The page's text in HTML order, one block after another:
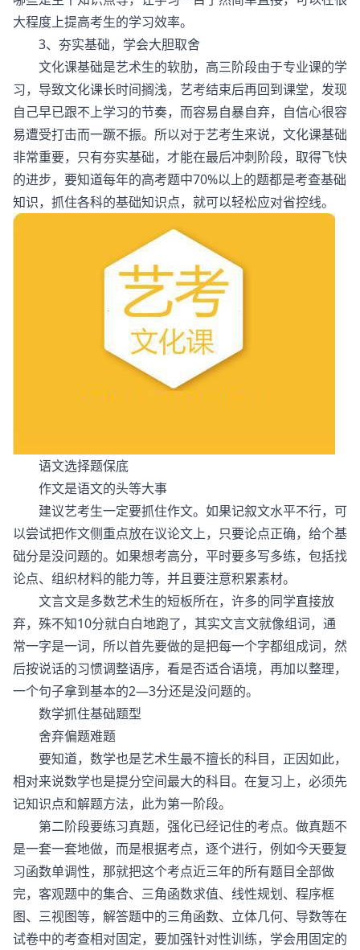
大程度上提高考生的学习效率。
3、夯实基础，学会大胆取舍
文化课基础是艺术生的软肋，高三阶段由于专业课的学
习，导致文化课长时间搁浅，艺考结束后再回到课堂，发现
自己早已跟不上学习的节奏，而容易自暴自弃，自信心很容
易遭受打击而一蹶不振。所以对于艺考生来说，文化课基础
非常重要，只有夯实基础，才能在最后冲刺阶段，取得飞快
的进步，要知道每年的高考题中70%以上的题都是考查基础
知识，抓住各科的基础知识点，就可以轻松应对省控线。
语文选择题保底
作文是语文的头等大事
建议艺考生一定要抓住作文。如果记叙文水平不行，可
以尝试把作文侧重点放在议论文上，只要论点正确，给个基
础分是没问题的。如果想考高分，平时要多写多练，包括找
论点、组织材料的能力等，并且要注意积累素材。
文言文是多数艺术生的短板所在，许多的同学直接放
弃，殊不知10分就白白地跑了，其实文言文就像组词，通
常一字是一词，所以首先要做的是把每一个字都组成词，然
后按说话的习惯调整语序，看是否适合语境，再加以整理，
一个句子拿到基本的2—3分还是没问题的。
数学抓住基础题型
舍弃偏题难题
要知道，数学也是艺术生最不擅长的科目，正因如此，
相对来说数学也是提分空间最大的科目。在复习上，必须先
记知识点和解题方法，此为第一阶段。
第二阶段要练习真题，强化已经记住的考点。做真题不
是一套一套地做，而是根据考点，逐个进行，例如今天要复
习函数单调性，那就把这个考点近三年的所有题目全部做
完，客观题中的集合、三角函数求值、线性规划、程序框
图、三视图等，解答题中的三角函数、立体几何、导数等在
试卷中的考查相对固定，要加强针对性训练，学会用固定的